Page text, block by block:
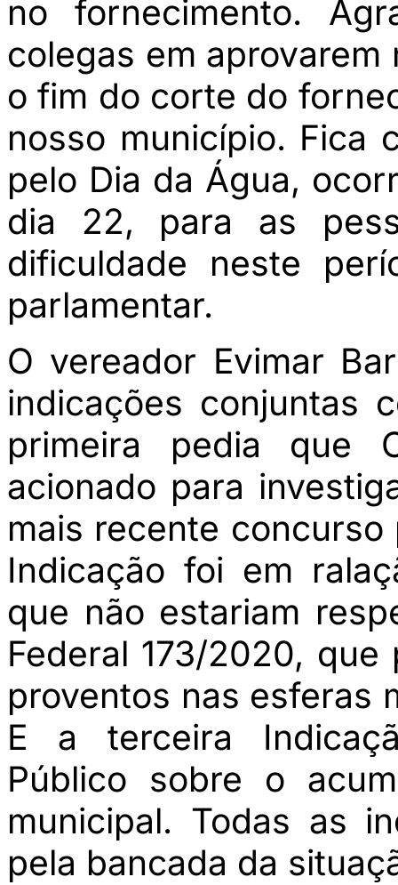
no fornecimento.
colegas em
o fim do corte do
nosso município. Fica
pelo Dia da Água,
dia 22, para as
dificuldade neste
parlamentar.
O vereador Evimar
indicações conjuntas
primeira pedia que
acionado para
mais recente
Indicação foi em
que não estariam
Federal 173/2020,
proventos nas esferas
E a terceira
Público sobre o
municipal. Todas as
pela bancada da